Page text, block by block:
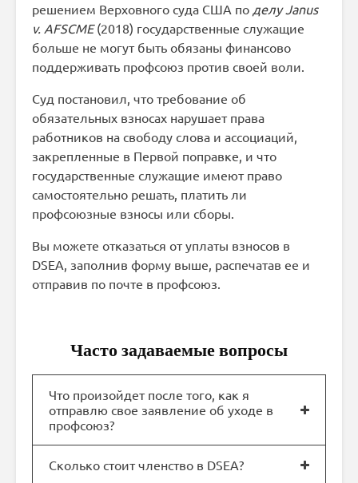
решением Верховного суда США по делу Janus
v. AFSCME(2018) государственные служащие
больше не могут быть обязаны финансово
поддерживать профсоюз против своей воли.
Суд постановил, что требование об
обязательных взносах нарушает права
работников на свободу слова и ассоциаций,
закрепленные в Первой поправке, и что
государственные служащие имеют право
самостоятельно решать, платить ли
профсоюзные взносы или сборы.
Вы можете отказаться от уплаты взносов в
DSEA, заполнив форму выше, распечатав ее и
отправив по почте в профсоюз.
Часто задаваемые вопросы
Что произойдет после того, как я
отправлю свое заявление об уходе в
профсоюз?
Сколько стоит членство в DSEA?